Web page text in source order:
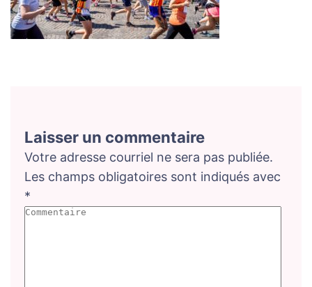
Laisser un commentaire
Votre adresse courriel ne sera pas publiée.
Les champs obligatoires sont indiqués avec
*